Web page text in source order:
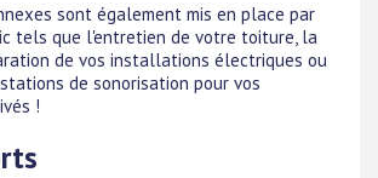
sont également mis en place par
tels que l'entretien de votre toiture, la
de vos installations électriques ou
de sonorisation pour vos
!